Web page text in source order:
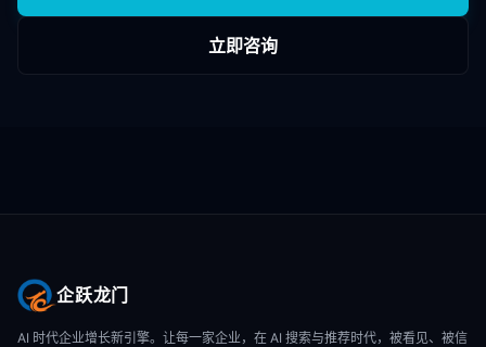
立即咨询
企跃龙门
AI 时代企业增长新引擎。让每一家企业，在 AI 搜索与推荐时代，被看见、被信